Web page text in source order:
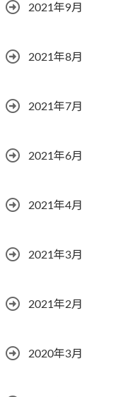
2021年9月
2021年8月
2021年7月
2021年6月
2021年4月
2021年3月
2021年2月
2020年3月